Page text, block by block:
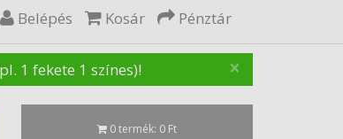
Belépés Kosár Pénztár
×
1 fekete 1 színes)!
0 termék: 0 Ft